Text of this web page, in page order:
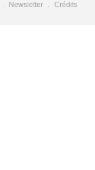
Newsletter Crédits